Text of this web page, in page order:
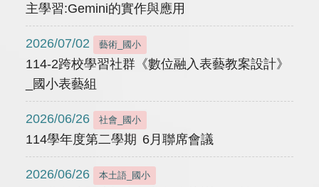
主學習:Gemini的實作與應用
2026/07/02 藝術_國小
114-2跨校學習社群《數位融入表藝教案設計》
_國小表藝組
2026/06/26 社會_國小
114學年度第二學期 6月聯席會議
2026/06/26 本土語_國小